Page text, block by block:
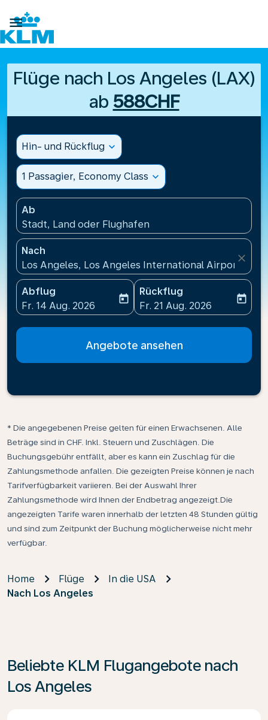

Flüge nach Los Angeles (LAX)
ab 588CHF
Hin- und Rückflug expand_more
1 Passagier, Economy Class expand_more
Ab
Stadt, Land oder Flughafen
Nach
Los Angeles, Los Angeles International
close
Abflug
fc-booking-departure-date-aria-label
Fr. 14 Aug. 2026
today
Rückflug
fc-booking-return-date-
Fr. 21 Aug. 2026
today
Angebote ansehen
* Die angegebenen Preise gelten für einen Erwachsenen. Alle
Beträge sind in CHF. Inkl. Steuern und Zuschlägen. Die
Buchungsgebühr entfällt, aber es kann ein Zuschlag für die
Zahlungsmethode anfallen. Die gezeigten Preise können je nach
Tarifverfügbarkeit variieren. Bei der Auswahl Ihrer
Zahlungsmethode wird Ihnen der Endbetrag angezeigt.Die
angezeigten Tarife waren innerhalb der letzten 48 Stunden gültig
und sind zum Zeitpunkt der Buchung möglicherweise nicht mehr
verfügbar.
Home Flüge
In die USA
Nach Los Angeles
Beliebte KLM Flugangebote nach
Los Angeles